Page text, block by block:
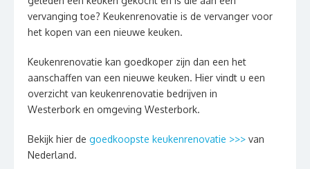
vervanging toe? Keukenrenovatie is de vervanger voor
het kopen van een nieuwe keuken.
Keukenrenovatie kan goedkoper zijn dan een het
aanschaffen van een nieuwe keuken. Hier vindt u een
overzicht van keukenrenovatie bedrijven in
Westerbork en omgeving Westerbork.
Bekijk hier de goedkoopste keukenrenovatie >>> van
Nederland.